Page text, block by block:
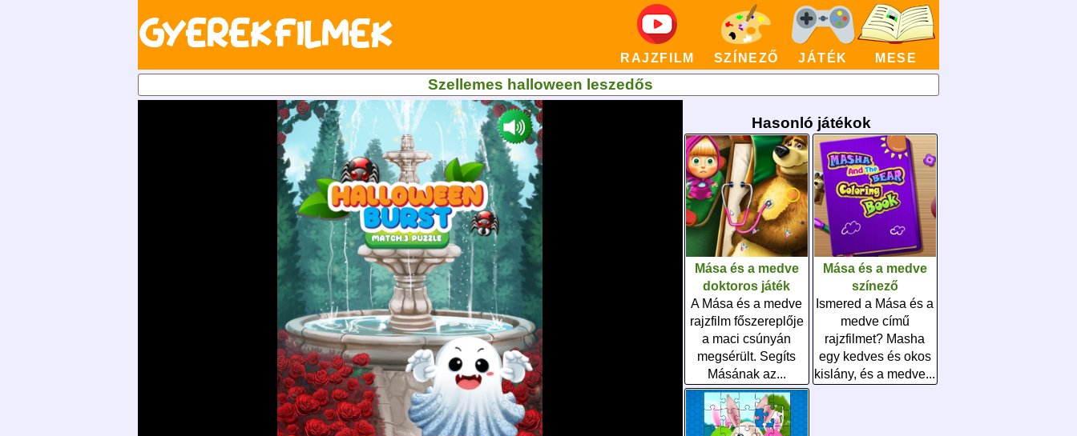
RAJZFILM SZÍNEZŐ JÁTÉK MESE
Szellemes halloween leszedős
Hasonló játékok
Mása és a medve
doktoros játék
A Mása és a medve
rajzfilm főszereplője
a maci csúnyán
megsérült. Segíts
Másának az...
Mása és a medve
színező
Ismered a Mása és a
medve című
rajzfilmet? Masha
egy kedves és okos
kislány, és a medve...